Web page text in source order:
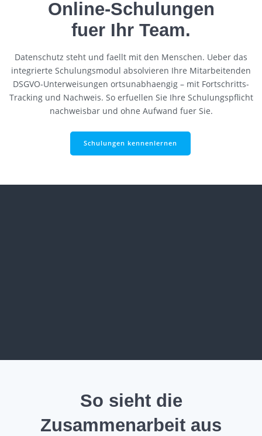
Online-Schulungen
fuer Ihr Team.
Datenschutz steht und faellt mit den Menschen. Ueber das
integrierte Schulungsmodul absolvieren Ihre Mitarbeitenden
DSGVO-Unterweisungen ortsunabhaengig – mit Fortschritts-
Tracking und Nachweis. So erfuellen Sie Ihre Schulungspflicht
nachweisbar und ohne Aufwand fuer Sie.
Schulungen kennenlernen
So sieht die
Zusammenarbeit aus